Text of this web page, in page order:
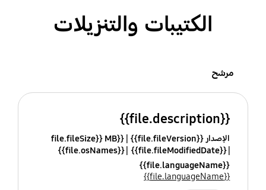
الكتيبات والتنزيلات
مرشح
{{file.description}}
الإصدار {{file.fileVersion}}
{{file.fileSize}} MB
{{file.fileModifiedDate}}
{{file.osNames}}
{{file.languageName}}
{{file.languageName}}